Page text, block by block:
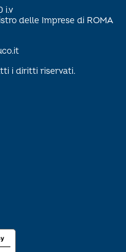
i.v
delle Imprese di ROMA
i diritti riservati.